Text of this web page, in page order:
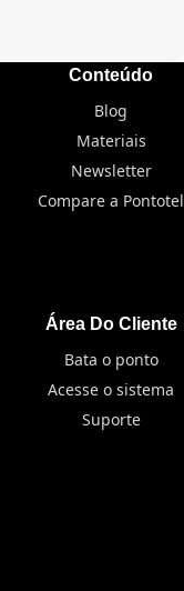
Conteúdo
Blog
Materiais
Newsletter
Compare a Pontotel
Área Do Cliente
Bata o ponto
Acesse o sistema
Suporte